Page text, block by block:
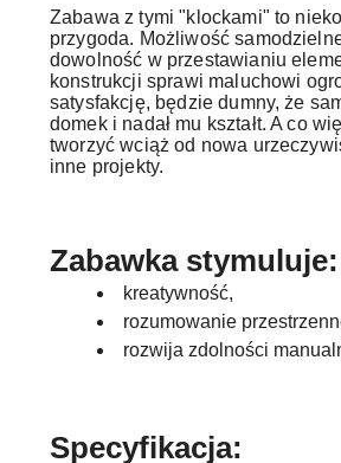
Zabawa z tymi "klockami" to
przygoda. Możliwość
dowolność w przestawianiu
konstrukcji sprawi maluchowi
satysfakcję, będzie dumny, że
domek i nadał mu kształt. A co
tworzyć wciąż od nowa
inne projekty.
Zabawka stymuluje:
kreatywność,
rozumowanie
rozwija zdolności
Specyfikacja: